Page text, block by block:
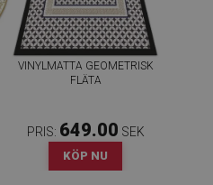
VINYLMATTA GEOMETRISK
FLÄTA
PRIS: 649.00 SEK
KÖP NU